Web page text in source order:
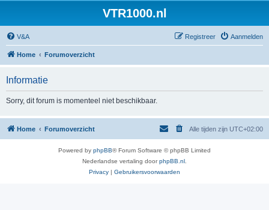
VTR1000.nl
V&A Aanmelden
Registreer
Home Forumoverzicht
Informatie
Sorry, dit forum is momenteel niet beschikbaar.
Home Forumoverzicht Alle tijden zijn UTC+02:00
Powered by phpBB® Forum Software © phpBB Limited
Nederlandse vertaling doorphpBB.nl
Privacy | Gebruikersvoorwaarden